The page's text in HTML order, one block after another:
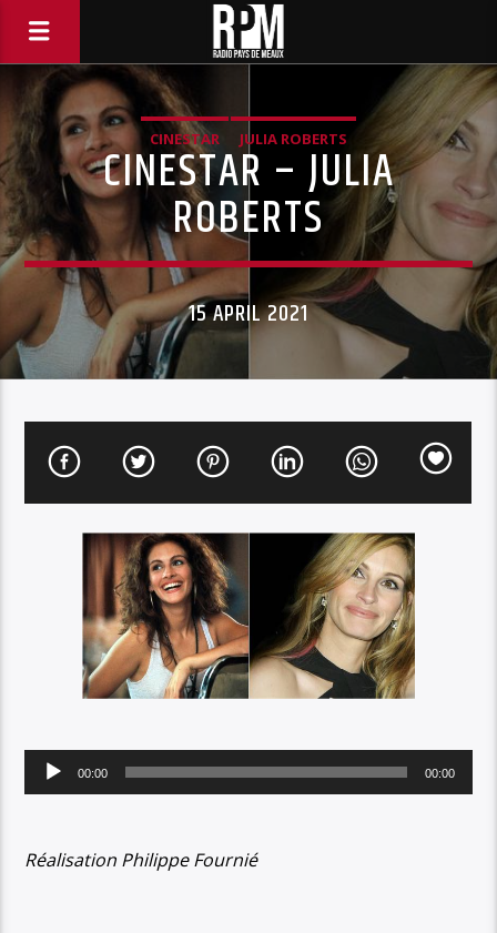
CINESTAR JULIA ROBERTS
CINESTAR – JULIA
ROBERTS
15 APRIL 2021
Lecteur
audio
00:00 00:00
Réalisation Philippe Fournié